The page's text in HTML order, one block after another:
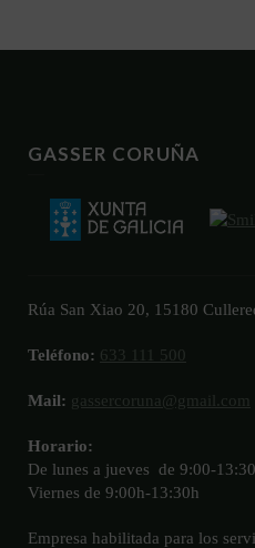
GASSER CORUÑA
Rúa San Xiao 20, 15180
Teléfono: 633 111 500
Mail: gassercoruna@gmail.com
Horario:
De lunes a jueves de 9:00-
Viernes de 9:00h-13:30h
Empresa habilitada para los